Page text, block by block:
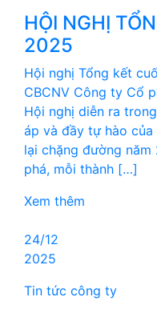
HỘI NGHỊ
2025
Hội nghị Tổng kết
CBCNV Công ty Cổ
Hội nghị diễn ra
áp và đầy tự hào
lại chặng đường
phá, mỗi thành […]
Xem thêm
24/12
2025
Tin tức công ty